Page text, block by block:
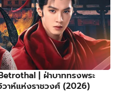
| ฝ่าบาททรงพระ
ห์แห่งราชวงศ์ (2026)